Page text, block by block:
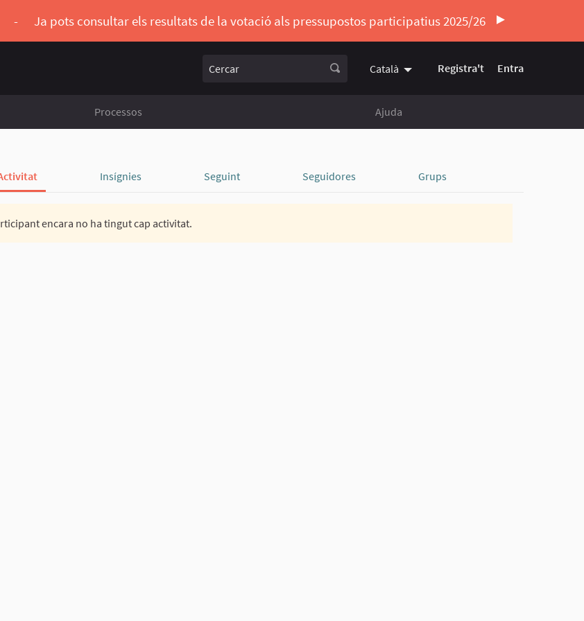
- Ja pots consultar els resultats de la votació als pressupostos participatius 2025/26
Català Triar la llengua Elegir el idioma
Registra't Entra
Processos Ajuda
Insígnies Seguint Seguidores Grups
encara no ha tingut cap activitat.